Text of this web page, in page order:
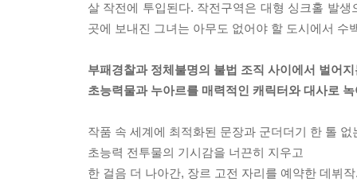
살 작전에 투입된다. 작전구역은 대형 싱크홀 발
곳에 보내진 그녀는 아무도 없어야 할 도시에서
부패경찰과 정체불명의 불법 조직 사이에서 벌어
초능력물과 누아르를 매력적인 캐릭터와 대사로
작품 속 세계에 최적화된 문장과 군더더기 한 톨
초능력 전투물의 기시감을 너끈히 지우고
한 걸음 더 나아간, 장르 고전 자리를 예약한 데뷔